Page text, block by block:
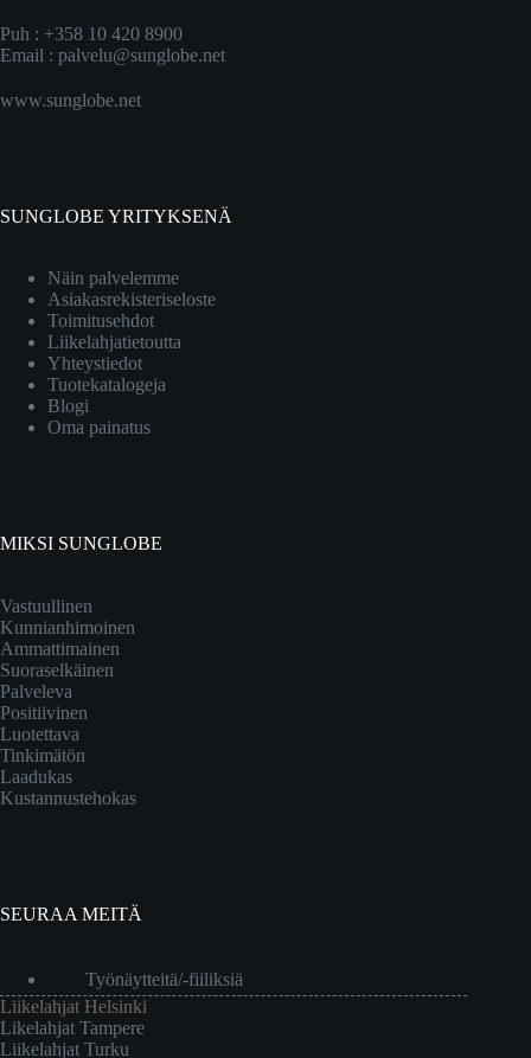
Puh : +358 10 420 8900
Email : palvelu@sunglobe.net
www.sunglobe.net
SUNGLOBE YRITYKSENÄ
Näin palvelemme
Asiakasrekisteriseloste
Toimitusehdot
Liikelahjatietoutta
Yhteystiedot
Tuotekatalogeja
Blogi
Oma painatus
MIKSI SUNGLOBE
Vastuullinen
Kunnianhimoinen
Ammattimainen
Suoraselkäinen
Palveleva
Positiivinen
Luotettava
Tinkimätön
Laadukas
Kustannustehokas
SEURAA MEITÄ
Työnäytteitä/-fiiliksiä
Liikelahjat Helsinki
Likelahjat Tampere
Liikelahjat Turku